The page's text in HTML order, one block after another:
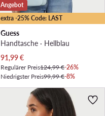
extra -25% Code: LAST
Angebot
Guess
Handtasche · Hellblau
Aktueller Preis
91,99€
Regulärer Preis124,99 €-26%
Niedrigster Preis99,99 €-8%